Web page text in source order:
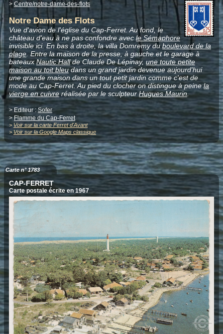
> Centre/notre-dame-des-flots
Notre Dame des Flots
Vue d'avion de l'église du Cap-Ferret.Au fond, le
château d'eau à ne pas confondre avecle Sémaphore
invisible ici. En bas à droite, la villa Domremy du boulevard de la
plage . Entre la maison de la presse, à gauche et le garage à
bateaux Nautic Hallde Claude De Lépinay, une toute petite
maison au toit bleudans un grand jardin devenue aujourd'hui
une grande maison dans un tout petit jardin comme c'est de
mode au Cap-Ferret. Au pied du clocher on distingue à peinela
vierge en cuivreréalisée par le sculpteur Hugues Maurin.
> Editeur :Sofer
>Flamme du Cap-Ferret
> Voir sur la carte Ferret d'Avant
> Voir sur la Google Maps classique
Carte n° 1783
CAP-FERRET
Carte postale écrite en 1967